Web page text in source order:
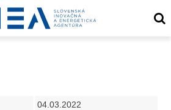
04.03.2022